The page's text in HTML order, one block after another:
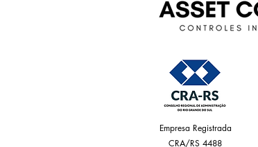
Empresa Registrada
CRA/RS 4488